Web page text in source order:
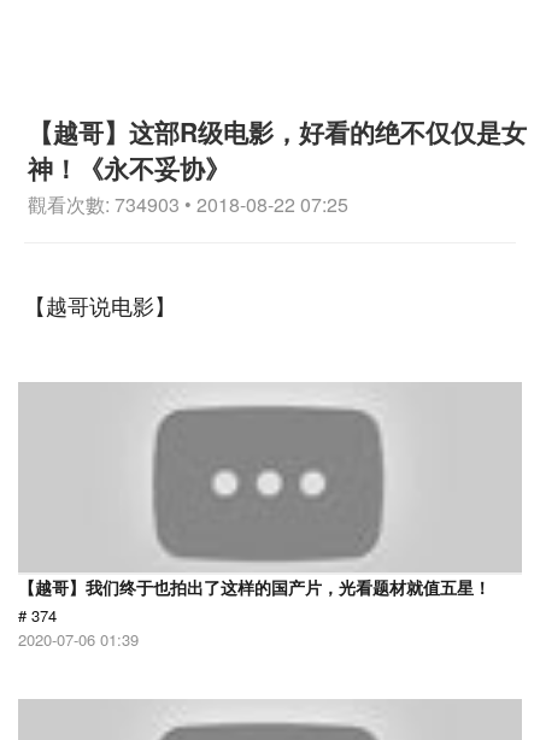
【越哥】这部R级电影，好看的绝不仅仅是女
神！《永不妥协》
觀看次數: 734903 • 2018-08-22 07:25
【越哥说电影】
【越哥】我们终于也拍出了这样的国产片，光看题材就值五星！
# 374
2020-07-06 01:39